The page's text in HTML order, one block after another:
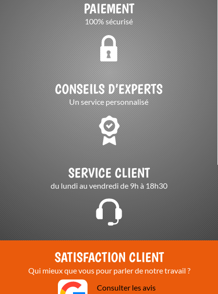
PAIEMENT
100% sécurisé
CONSEILS D’EXPERTS
Un service personnalisé
SERVICE CLIENT
du lundi au vendredi de 9h à 18h30
SATISFACTION CLIENT
Qui mieux que vous pour parler de notre travail ?
Consulter les avis